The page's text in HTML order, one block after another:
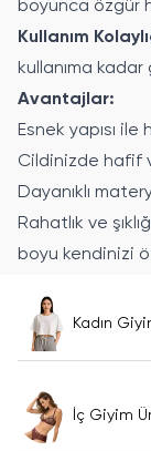
boyunca özgür
Kullanım
kullanıma kadar
Avantajlar:
Esnek yapısı
Cildinizde hafif
Dayanıklı
Rahatlık ve
boyu kendinizi
Kadın
İç Giyim